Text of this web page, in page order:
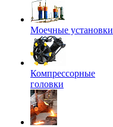
Моечные установки
Компрессорные
головки